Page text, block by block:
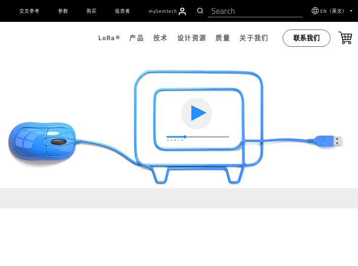
交叉参考 参数 购买 投资者 mySemtech EN（英文）
LoRa® 产品 技术 设计资源 质量 关于我们 联系我们